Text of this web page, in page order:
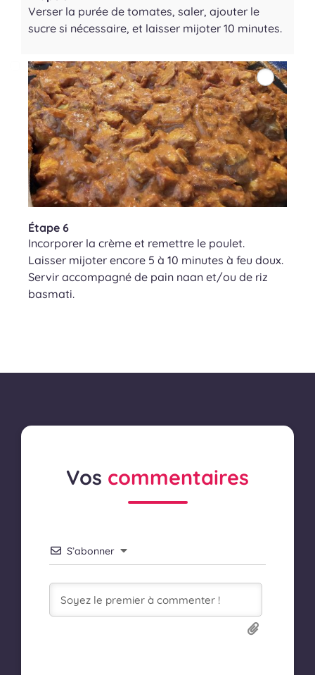
Verser la purée de tomates, saler, ajouter le
sucre si nécessaire, et laisser mijoter 10 minutes.
Étape 6
Incorporer la crème et remettre le poulet.
Laisser mijoter encore 5 à 10 minutes à feu doux.
Servir accompagné de pain naan et/ou de riz
basmati.
Vos commentaires
S’abonner